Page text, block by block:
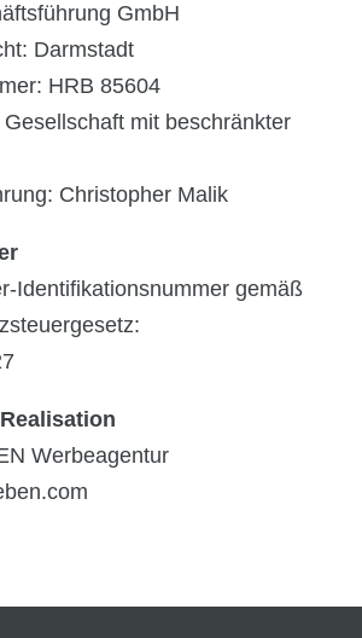
GmbH
Darmstadt
HRB 85604
mit beschränkter
Christopher Malik
Identifikationsnummer gemäß
Werbeagentur